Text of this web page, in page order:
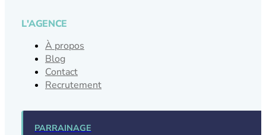
L'AGENCE
À propos
Blog
Contact
Recrutement
PARRAINAGE